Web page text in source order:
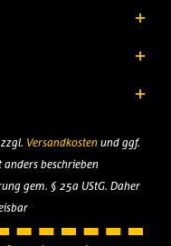
Versandkostenund ggf.
beschrieben
gem. § 25a UStG. Daher